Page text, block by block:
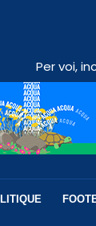
Per voi,